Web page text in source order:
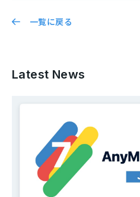
一覧に戻る
Latest News